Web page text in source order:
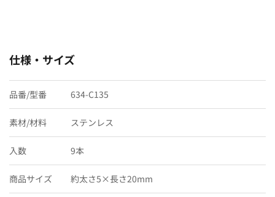
仕様・サイズ
品番/型番 634-C135
素材/材料 ステンレス
入数 9本
商品サイズ 約太さ5×長さ20mm